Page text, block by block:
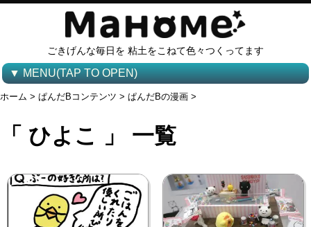
ごきげんな毎日を 粘土をこねて色々つくってます
▼ MENU(TAP TO OPEN)
ホーム > ぱんだBコンテンツ > ぱんだBの漫画 >
「 ひよこ 」 一覧